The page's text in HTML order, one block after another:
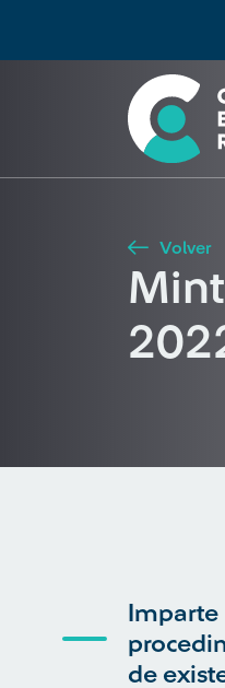
Seleccione país
Buscar
Volver
de